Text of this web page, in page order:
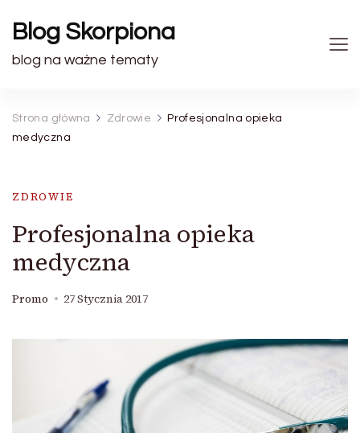
Blog Skorpiona
blog na ważne tematy
Strona główna Zdrowie
Profesjonalna opieka
medyczna
ZDROWIE
Profesjonalna opieka
medyczna
Promo 27 Stycznia 2017